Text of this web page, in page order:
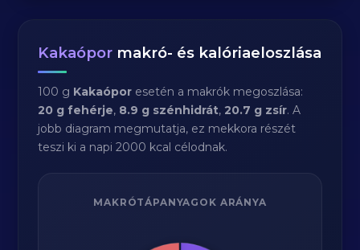
Kakaópor makró- és kalóriaeloszlása
100 g Kakaópor esetén a makrók megoszlása:
20 g fehérje, 8.9 g szénhidrát,20.7 g zsír. A
jobb diagram megmutatja, ez mekkora részét
teszi ki a napi 2000 kcal célodnak.
MAKRÓTÁPANYAGOK ARÁNYA